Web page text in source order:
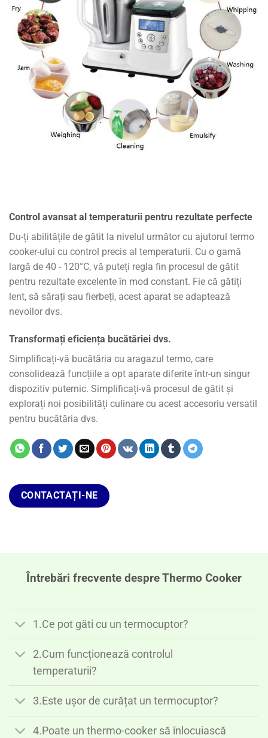
Control avansat al temperaturii pentru rezultate perfecte
Du-ți abilitățile de gătit la nivelul următor cu ajutorul termo
cooker-ului cu control precis al temperaturii. Cu o gamă
largă de 40 - 120°C, vă puteți regla fin procesul de gătit
pentru rezultate excelente în mod constant. Fie că gătiți
lent, să sărați sau fierbeți, acest aparat se adaptează
nevoilor dvs.
Transformați eficiența bucătăriei dvs.
Simplificați-vă bucătăria cu aragazul termo, care
consolidează funcțiile a opt aparate diferite într-un singur
dispozitiv puternic. Simplificați-vă procesul de gătit și
explorați noi posibilități culinare cu acest accesoriu versatil
pentru bucătăria dvs.
CONTACTAȚI-NE
Întrebări frecvente despre Thermo Cooker
1.Ce pot găti cu un termocuptor?
2.Cum funcționează controlul
temperaturii?
3.Este ușor de curățat un termocuptor?
4.Poate un thermo-cooker să înlocuiască